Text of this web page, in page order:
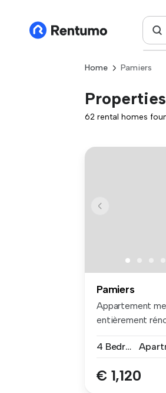
Home Pamiers
62 rental homes
Pamiers
Appartement
entièrement
4 Bedrooms
€ 1,120